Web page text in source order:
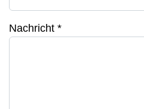
Nachricht *